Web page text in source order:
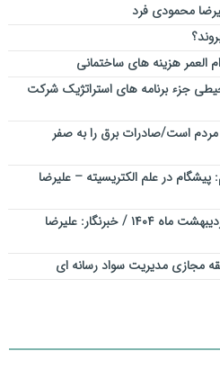
محمودی فرد
جزء برنامه هاي استراتژيك شركت
است/صادرات برق را به صفر
در علم الکتریسیته – علیرضا
قیمت بازار فلزات گرانبها در ۳۰م اردیبهشت ماه ۱۴۰۴ / خبرنگار: علیرضا
مجازی مدیریت سواد رسانه ای